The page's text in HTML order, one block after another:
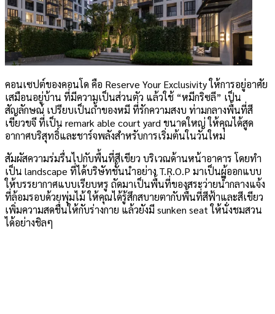
คอนเซปต์ของคอนโด คือ Reserve Your Exclusivity ให้การอยู่อาศัย
เสมือนอยู่บ้าน ที่มีความเป็นส่วนตัว แล้วใช้ “หมีกริซลี” เป็น
สัญลักษณ์ เปรียบเป็นถ้ำของหมี ที่รักความสงบ ท่ามกลางพื้นที่สี
เขียวขจี ที่เป็น remark able court yard ขนาดใหญ่ ให้คุณได้สูด
อากาศบริสุทธิ์และชาร์จพลังสำหรับการเริ่มต้นในวันใหม่
สัมผัสความร่มรื่นไปกับพื้นที่สีเขียว บริเวณด้านหน้าอาคาร โดยทำ
เป็น landscape ที่ได้บริษัทชั้นนำอย่าง T.R.O.P มาเป็นผู้ออกแบบ
ให้บรรยากาศแบบเรียบหรู ถัดมาเป็นพื้นที่ของสระว่ายน้ำกลางแจ้ง
ที่ล้อมรอบด้วยพุ่มไม้ ให้คุณได้รู้สึกสบายตากับพื้นที่สีฟ้าและสีเขียว
เพิ่มความสดชื่นให้กับร่างกาย แล้วยังมี sunken seat ให้นั่งชมสวน
ได้อย่างชิลๆ